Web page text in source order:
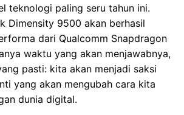
teknologi paling seru tahun ini.
Dimensity 9500 akan berhasil
dari Qualcomm Snapdragon
waktu yang akan menjawabnya,
pasti: kita akan menjadi saksi
yang akan mengubah cara kita
dunia digital.